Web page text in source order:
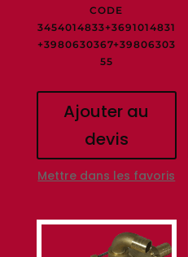
CODE
3454014833+3691014831
+3980630367+39806303
55
Ajouter au
devis
Mettre dans les favoris